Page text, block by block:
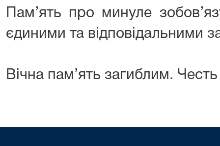
Пам’ять про минуле
єдиними та відповідальними
Вічна пам’ять загиблим.